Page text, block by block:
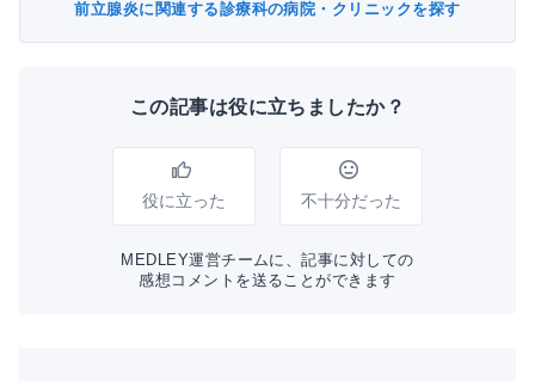
前立腺炎に関連する診療科の病院・クリニックを探す
この記事は役に立ちましたか？
役に立った 不十分だった
MEDLEY運営チームに、記事に対しての
感想コメントを送ることができます